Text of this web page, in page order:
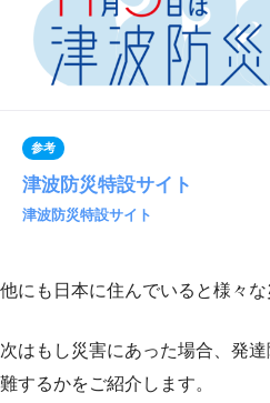
参考
津波防災特設サイト
津波防災特設サイト
他にも日本に住んでいると様々な
次はもし災害にあった場合、発
難するかをご紹介します。